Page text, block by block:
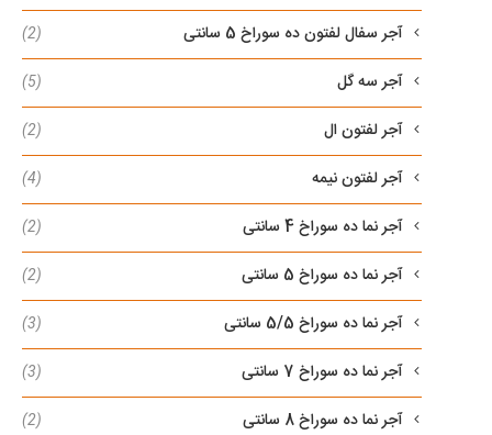
آجر سفال لفتون ده سوراخ 5 سانتی (2)
آجر سه گل (5)
آجر لفتون ال (2)
آجر لفتون نیمه (4)
آجر نما ده سوراخ 4 سانتی (2)
آجر نما ده سوراخ 5 سانتی (2)
آجر نما ده سوراخ 5/5 سانتی (3)
آجر نما ده سوراخ 7 سانتی (3)
آجر نما ده سوراخ 8 سانتی (2)